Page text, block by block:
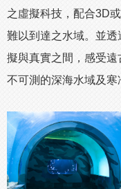
之虛擬科技，配合3D
難以到達之水域。並
擬與真實之間，感受
不可測的深海水域及寒